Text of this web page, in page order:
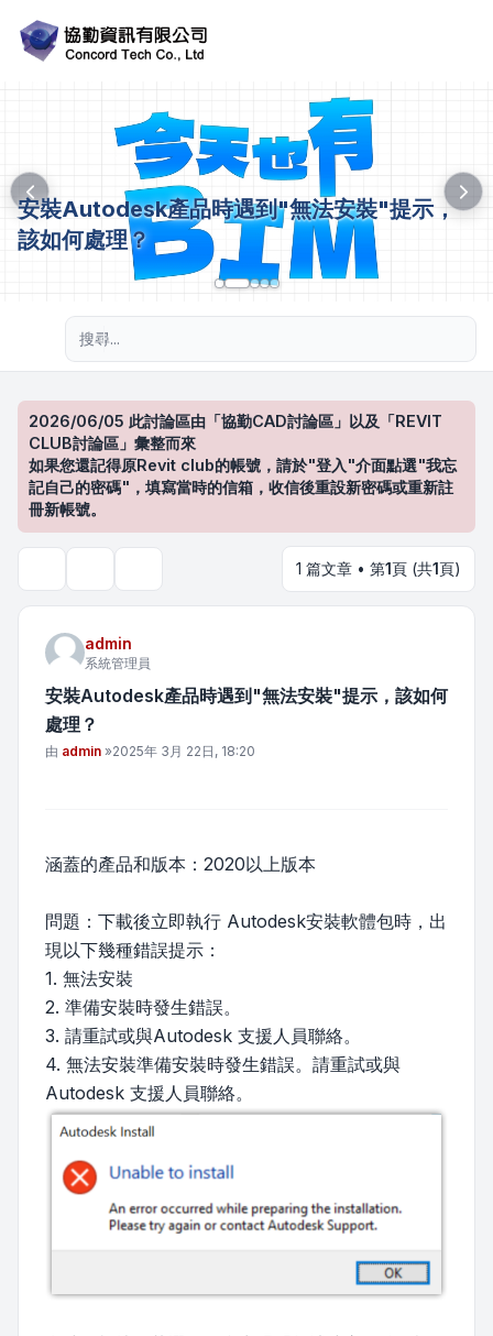
安裝Autodesk產品時遇到"無法安裝"提示，
該如何處理？
2026/06/05 此討論區由「協勤CAD討論區」以及「REVIT
CLUB討論區」彙整而來
如果您還記得原Revit club的帳號，請於"登入"介面點選"我忘
記自己的密碼"，填寫當時的信箱，收信後重設新密碼或重新註
冊新帳號。
1 篇文章 • 第1頁 (共1頁)
admin
系統管理員
安裝Autodesk產品時遇到"無法安裝"提示，該如何
處理？
文章
由 admin »2025年 3月 22日, 18:20
涵蓋的產品和版本：2020以上版本
問題：下載後立即執行 Autodesk安裝軟體包時，出
現以下幾種錯誤提示：
1. 無法安裝
2. 準備安裝時發生錯誤。
3. 請重試或與Autodesk 支援人員聯絡。
4. 無法安裝準備安裝時發生錯誤。請重試或與
Autodesk 支援人員聯絡。